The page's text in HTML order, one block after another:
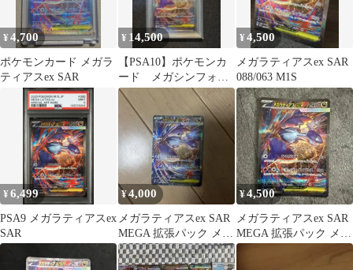
¥4,700
ポケモンカード メガラ
ティアスex SAR
¥ 14,500
【PSA10】ポケモンカ
ード メガシンフォニ
ア メガラティアスex
SAR
¥4,500
メガラティアスex SAR
088/063 M1S
¥6,499
PSA9 メガラティアスex
SAR
¥4,000
メガラティアスex SAR
MEGA 拡張パック メガ
シンフォニア キラ 08…
¥4,500
メガラティアスex SAR
MEGA 拡張パック メガ
シンフォニア キラ 08…